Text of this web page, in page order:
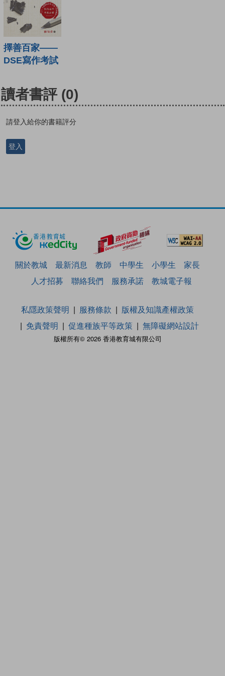
擇善百家——
DSE寫作考試
讀者書評 (0)
請登入給你的書籍評分
登入
關於教城 最新消息 教師 中學生 小學生
家長
人才招募
聯絡我們 服務承諾 教城電子報
版權所有© 2026 香港教育城有限公司
私隱政策聲明 服務條款
版權及知識產權政策
免責聲明
促進種族平等政策 無障礙網站設計